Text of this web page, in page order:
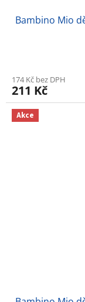
Bambino Mio
174 Kč bez DPH
211 Kč
Akce